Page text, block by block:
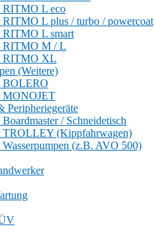
RITMO L eco
RITMO L plus / turbo / powercoat
RITMO L smart
RITMO M / L
RITMO XL
(Weitere)
BOLERO
MONOJET
Peripheriegeräte
/ Schneidetisch
TROLLEY (Kippfahrwagen)
Wasserpumpen (z.B. AVO 500)